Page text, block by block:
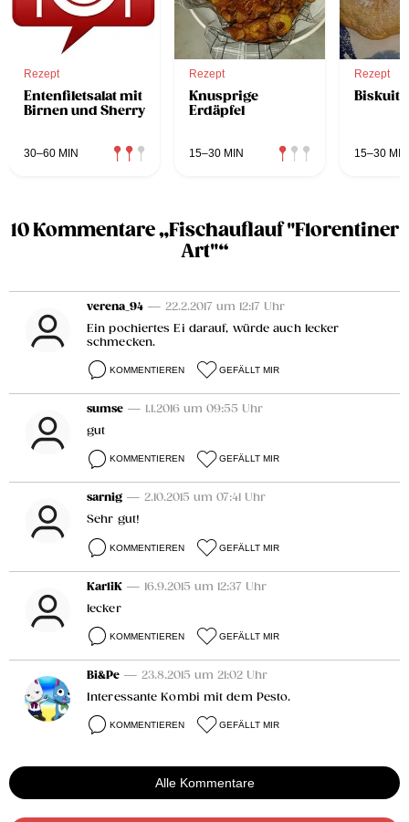
Rezept
Entenfiletsalat mit
Birnen und Sherry
30–60 MIN
Rezept
Knusprige
Erdäpfel
15–30 MIN
Rezept
15–30 MIN
10 Kommentare „Fischauflauf "Florentiner
Art"“
verena_94 — 22.2.2017 um 12:17 Uhr
Ein pochiertes Ei darauf, würde auch lecker
schmecken.
KOMMENTIEREN GEFÄLLT MIR
sumse — 1.1.2016 um 09:55 Uhr
gut
KOMMENTIEREN GEFÄLLT MIR
sarnig — 2.10.2015 um 07:41 Uhr
Sehr gut!
KOMMENTIEREN GEFÄLLT MIR
KarliK — 16.9.2015 um 12:37 Uhr
lecker
KOMMENTIEREN GEFÄLLT MIR
Bi&Pe — 23.8.2015 um 21:02 Uhr
Interessante Kombi mit dem Pesto.
KOMMENTIEREN GEFÄLLT MIR
Alle Kommentare